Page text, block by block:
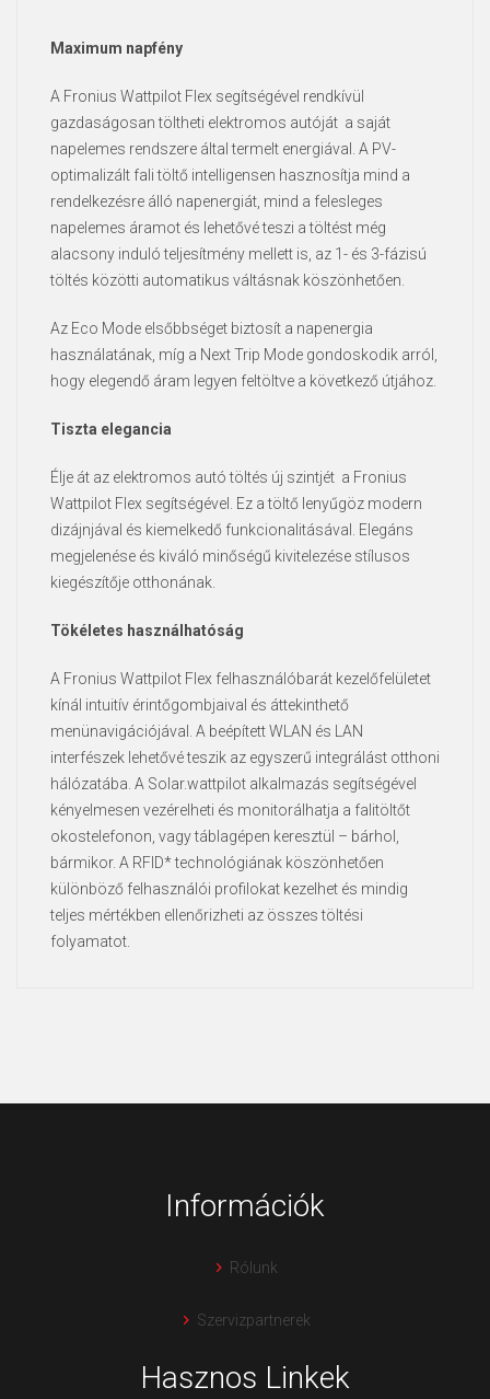
Maximum napfény
A Fronius Wattpilot Flex segítségével rendkívül
gazdaságosan töltheti elektromos autóját a saját
napelemes rendszere által termelt energiával. A PV-
optimalizált fali töltő intelligensen hasznosítja mind a
rendelkezésre álló napenergiát, mind a felesleges
napelemes áramot és lehetővé teszi a töltést még
alacsony induló teljesítmény mellett is, az 1- és 3-fázisú
töltés közötti automatikus váltásnak köszönhetően.
Az Eco Mode elsőbbséget biztosít a napenergia
használatának, míg a Next Trip Mode gondoskodik arról,
hogy elegendő áram legyen feltöltve a következő útjához.
Tiszta elegancia
Élje át az elektromos autó töltés új szintjét a Fronius
Wattpilot Flex segítségével. Ez a töltő lenyűgöz modern
dizájnjával és kiemelkedő funkcionalitásával. Elegáns
megjelenése és kiváló minőségű kivitelezése stílusos
kiegészítője otthonának.
Tökéletes használhatóság
A Fronius Wattpilot Flex felhasználóbarát kezelőfelületet
kínál intuitív érintőgombjaival és áttekinthető
menünavigációjával. A beépített WLAN és LAN
interfészek lehetővé teszik az egyszerű integrálást otthoni
hálózatába. A Solar.wattpilot alkalmazás segítségével
kényelmesen vezérelheti és monitorálhatja a falitöltőt
okostelefonon, vagy táblagépen keresztül – bárhol,
bármikor. A RFID* technológiának köszönhetően
különböző felhasználói profilokat kezelhet és mindig
teljes mértékben ellenőrizheti az összes töltési
folyamatot.
Információk
Rólunk
Szervizpartnerek
Hasznos Linkek